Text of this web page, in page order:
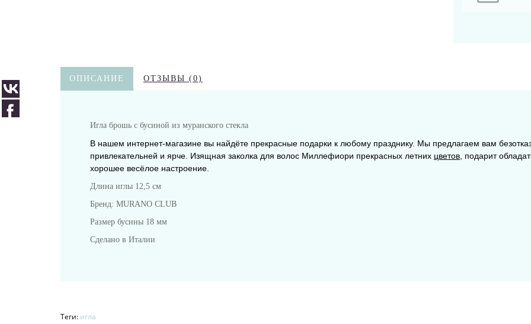
ОПИСАНИЕ ОТЗЫВЫ (0)
Игла брошь с бусиной из муранского стекла
В нашем интернет-магазине вы найдёте прекрасные подарки к любому празднику. Мы предлагаем вам
привлекательней и ярче. Изящная заколка для волос Миллефиори прекрасных летних цветов , подарит
хорошее весёлое настроение.
Длина иглы 12,5 см
Бренд: MURANO CLUB
Размер бусины 18 мм
Сделано в Италии
Теги: игла